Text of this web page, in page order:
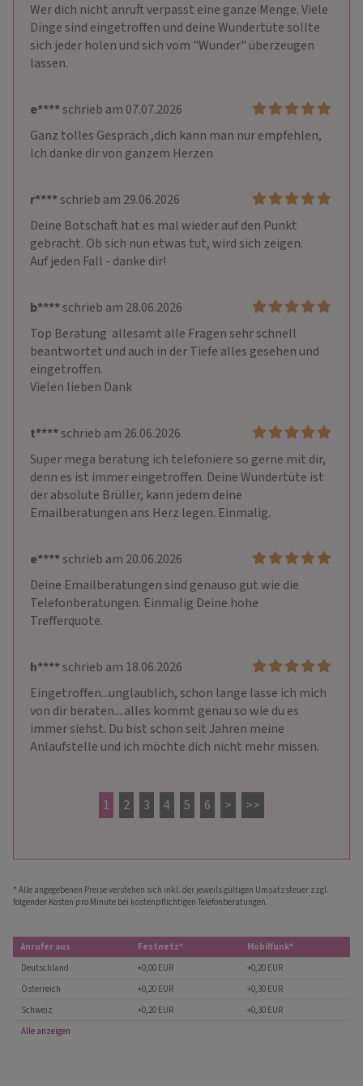
Wer dich nicht anruft verpasst eine ganze Menge. Viele
Dinge sind eingetroffen und deine Wundertüte sollte
sich jeder holen und sich vom "Wunder" überzeugen
lassen.
e****schrieb am 07.07.2026
Ganz tolles Gespräch ,dich kann man nur empfehlen,
Ich danke dir von ganzem Herzen
r****schrieb am 29.06.2026
Deine Botschaft hat es mal wieder auf den Punkt
gebracht. Ob sich nun etwas tut, wird sich zeigen.
Auf jeden Fall - danke dir!
b****schrieb am 28.06.2026
Top Beratung  allesamt alle Fragen sehr schnell
beantwortet und auch in der Tiefe alles gesehen und
eingetroffen.
Vielen lieben Dank
t****schrieb am 26.06.2026
Super mega beratung ich telefoniere so gerne mit dir,
denn es ist immer eingetroffen. Deine Wundertüte ist
der absolute Brüller, kann jedem deine
Emailberatungen ans Herz legen. Einmalig.
e****schrieb am 20.06.2026
Deine Emailberatungen sind genauso gut wie die
Telefonberatungen. Einmalig Deine hohe
Trefferquote.
h****schrieb am 18.06.2026
Eingetroffen...unglaublich, schon lange lasse ich mich
von dir beraten....alles kommt genau so wie du es
immer siehst. Du bist schon seit Jahren meine
Anlaufstelle und ich möchte dich nicht mehr missen.
1 2 3 4 5 6 > >>
* Alle angegebenen Preise verstehen sich inkl. der jeweils gültigen Umsatzsteuer zzgl.
folgender Kosten pro Minute bei kostenpflichtigen Telefonberatungen.
Anrufer aus Festnetz*
Mobilfunk*
Deutschland
+0,00 EUR
+0,20 EUR
Österreich
+0,20 EUR
+0,30 EUR
Schweiz
+0,20 EUR
+0,30 EUR
Alle anzeigen